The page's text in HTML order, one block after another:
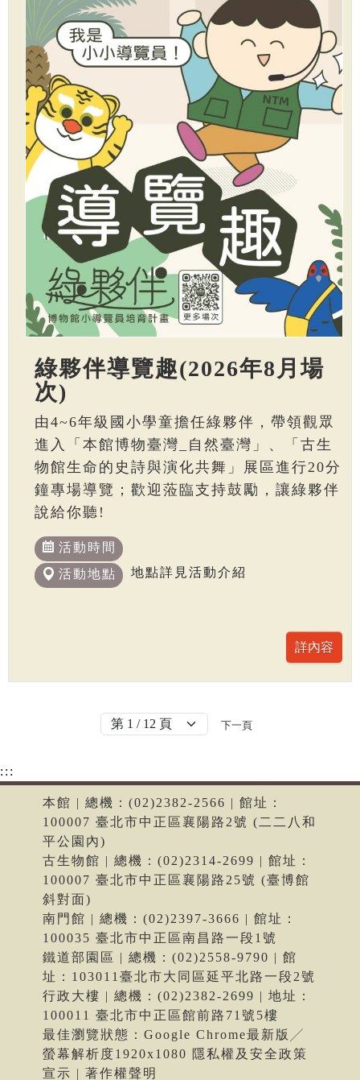
綠夥伴導覽趣(2026年8月場
次)
由4~6年級國小學童擔任綠夥伴，帶領觀眾
進入「本館博物臺灣_自然臺灣」、「古生
物館生命的史詩與演化共舞」展區進行20分
鐘專場導覽；歡迎蒞臨支持鼓勵，讓綠夥伴
說給你聽!
活動時間
活動地點
地點詳見活動介紹
下一頁
:::
本館 | 總機：(02)2382-2566 | 館址：
100007 臺北市中正區襄陽路2號 (二二八和
平公園內)
古生物館 | 總機：(02)2314-2699 | 館址：
100007 臺北市中正區襄陽路25號 (臺博館
斜對面)
南門館 | 總機：(02)2397-3666 | 館址：
100035 臺北市中正區南昌路一段1號
鐵道部園區 | 總機：(02)2558-9790 | 館
址：103011臺北市大同區延平北路一段2號
行政大樓 | 總機：(02)2382-2699 | 地址：
100011 臺北市中正區館前路71號5樓
最佳瀏覽狀態：Google Chrome最新版╱
螢幕解析度1920x1080 隱私權及安全政策
宣示 | 著作權聲明